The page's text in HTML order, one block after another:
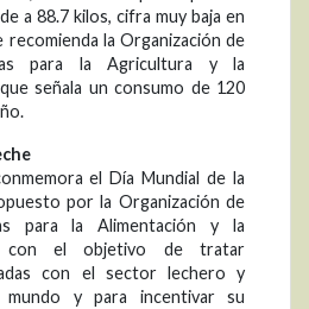
a 88.7 kilos, cifra muy baja en
recomienda la Organización de
para la Agricultura y la
señala un consumo de 120
el Día Mundial de la
por la Organización de
para la Alimentación y la
con el objetivo de tratar
con el sector lechero y
y para incentivar su